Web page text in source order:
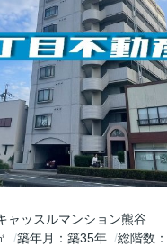
ッスルマンション熊谷
築年月 築35年 総階数